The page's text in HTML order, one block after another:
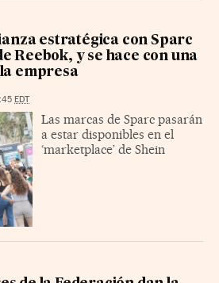
estratégica con Sparc
Reebok, y se hace con una
empresa
EDT
Las marcas de Sparc pasarán
a estar disponibles en el
‘marketplace’ de Shein